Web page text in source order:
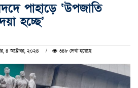
পাহাড়ে ‘উপজাতি
হচ্ছে’
৪ অক্টোবর, ২০২৪ ৩৪৮ দেখা হয়েছে